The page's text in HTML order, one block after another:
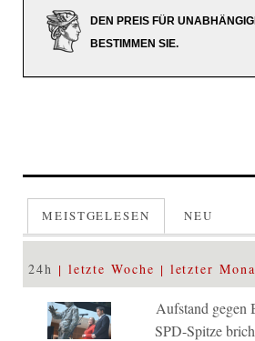
DEN PREIS FÜR
BESTIMMEN SIE.
MEISTGELESEN NEU
24h letzte Woche letzter
Aufstand gegen
SPD-Spitze